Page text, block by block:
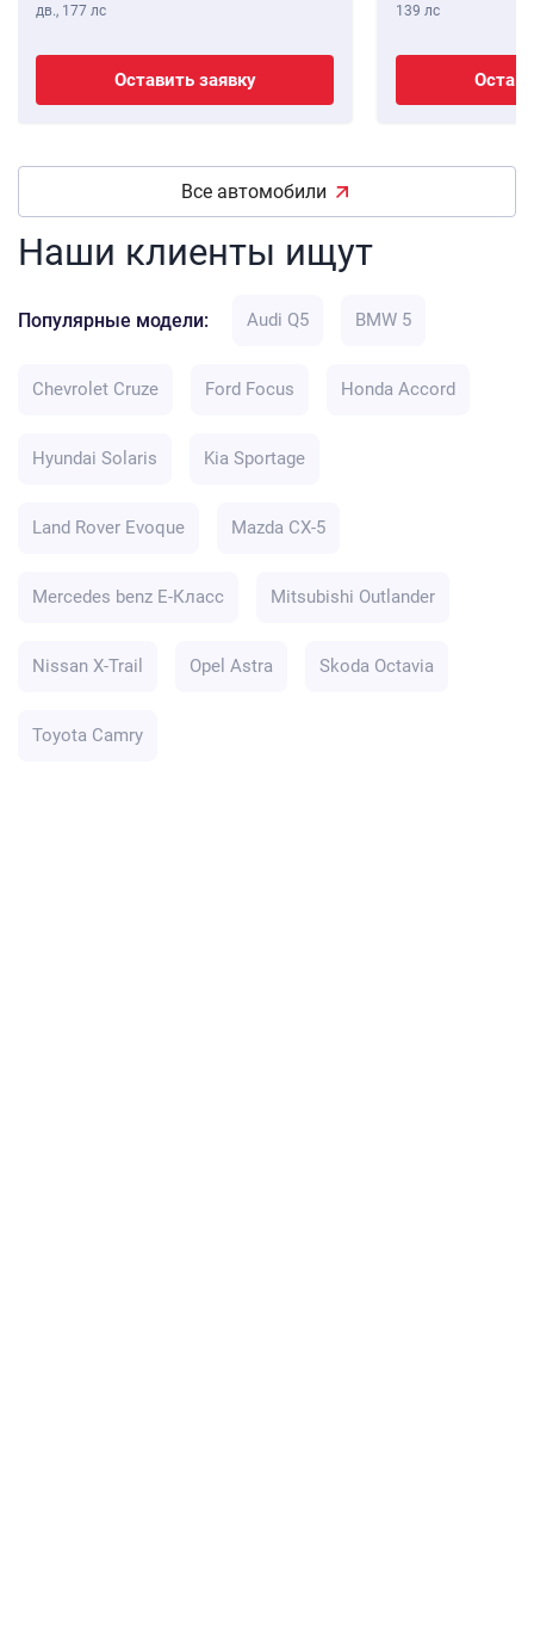
дв., 177 лс
Оставить заявку
139 лс
Все автомобили
Наши клиенты ищут
Популярные модели: Audi Q5 BMW 5
Chevrolet Cruze Ford Focus Honda Accord
Hyundai Solaris Kia Sportage
Land Rover Evoque Mazda CX-5
Mercedes benz E-Класс Mitsubishi Outlander
Nissan X-Trail Opel Astra Skoda Octavia
Toyota Camry